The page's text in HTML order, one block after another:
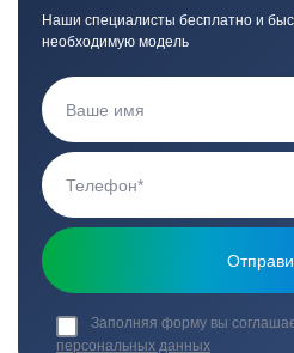
Наши специалисты бесплатно и
необходимую модель
Заполняя форму вы
персональных данных